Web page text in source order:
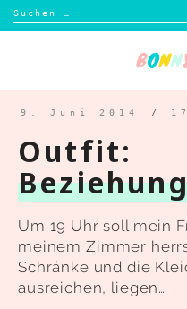
Suchen
nach:
Shop
Kontakt
9. Juni 2014 /
Outfit:
Um 19 Uhr soll mein
meinem Zimmer
Schränke und die
ausreichen, liegen…